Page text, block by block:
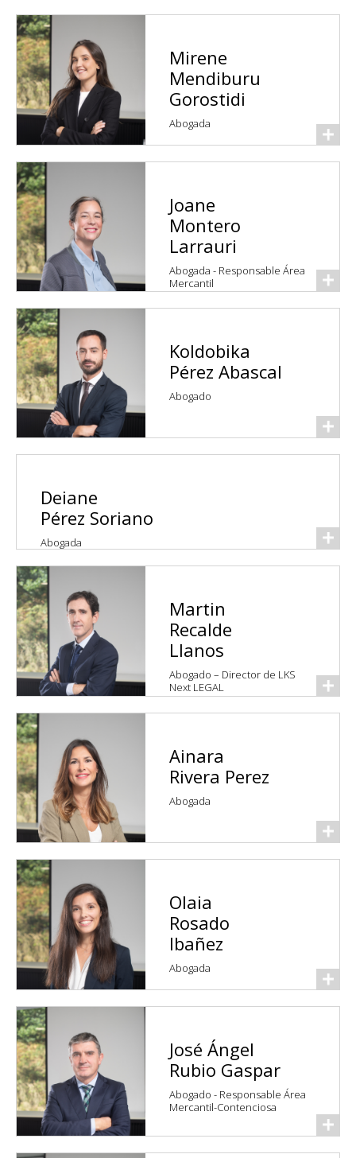
Mirene
Mendiburu
Gorostidi
Abogada
Joane
Montero
Larrauri
Abogada - Responsable Área
Mercantil
Koldobika
Pérez Abascal
Abogado
Deiane
Pérez Soriano
Abogada
Martin
Recalde
Llanos
Abogado – Director de LKS
Next LEGAL
Ainara
Rivera Perez
Abogada
Olaia
Rosado
Ibañez
Abogada
José Ángel
Rubio Gaspar
Abogado - Responsable Área
Mercantil-Contenciosa